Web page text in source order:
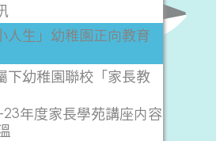
人生」幼稚園正向教育
下幼稚園聯校「家長教
23年度家長學苑講座内容